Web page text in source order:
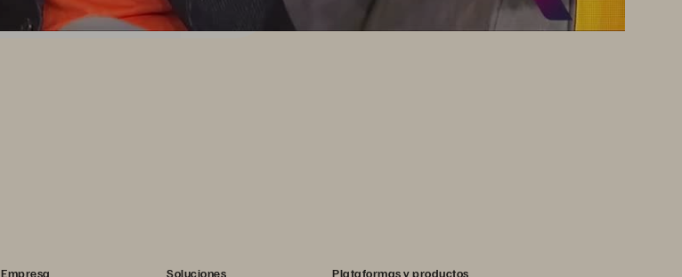
Empresa
Soluciones
Plataformas y productos